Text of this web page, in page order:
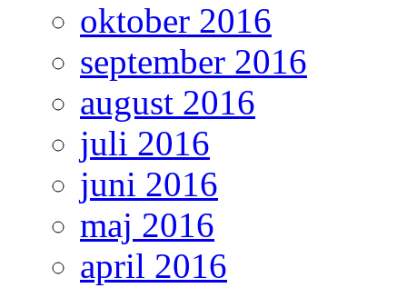
oktober 2016
september 2016
august 2016
juli 2016
juni 2016
maj 2016
april 2016